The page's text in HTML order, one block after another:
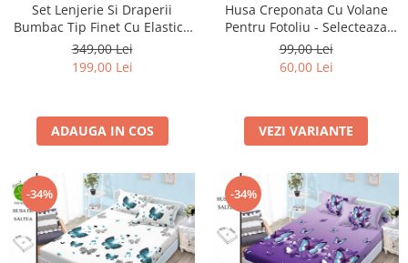
Set Lenjerie Si Draperii
Bumbac Tip Finet Cu Elastic -
Pene Si Pasarele
349,00 Lei
199,00 Lei
ADAUGA IN COS
Husa Creponata Cu Volane
Pentru Fotoliu - Selecteaza
Culoarea Dorita
99,00 Lei
60,00 Lei
VEZI VARIANTE
-34% -34%